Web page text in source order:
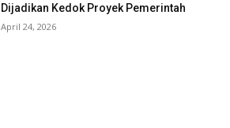
Dijadikan Kedok Proyek Pemerintah
April 24, 2026